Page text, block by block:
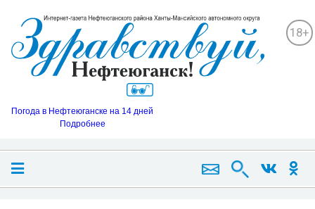
18+
Погода в Нефтеюганске на 14 дней
Подробнее